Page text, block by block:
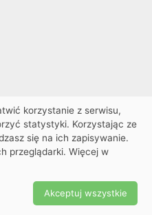
Ekobilet2026 |
Ustawienia
cookies
2026
korzystanie z serwisu,
statystyki. Korzystając ze
się na ich zapisywanie.
przeglądarki. Więcej w
Akceptuj wszystkie